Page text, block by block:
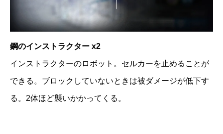
鋼のインストラクター x2
インストラクターのロボット。セルカーを止めることが
できる。ブロックしていないときは被ダメージが低下す
る。2体ほど襲いかかってくる。